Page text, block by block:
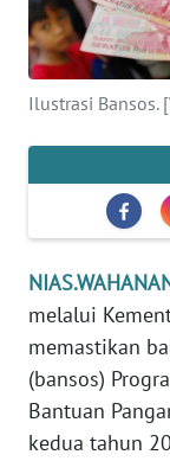
Ilustrasi Bansos.
melalui
memastikan
(bansos)
Bantuan
kedua tahun
SERBA-
SERBI
INDEKS
KONTAK
INFO
IKLAN
TENTANG